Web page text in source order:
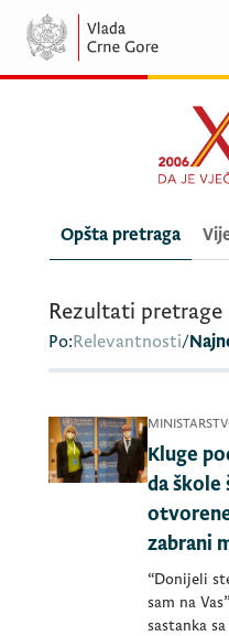
Opšta pretraga
Rezultati pretrage
Po:Relevantnosti/
Kluge
da škole
zabrani
“Donijeli
sam na
sastanka